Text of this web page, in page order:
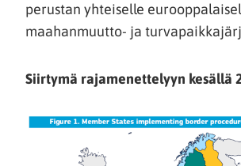
perustan yhteiselle
maahanmuutto- ja
Siirtymä rajamenettelyyn kesällä